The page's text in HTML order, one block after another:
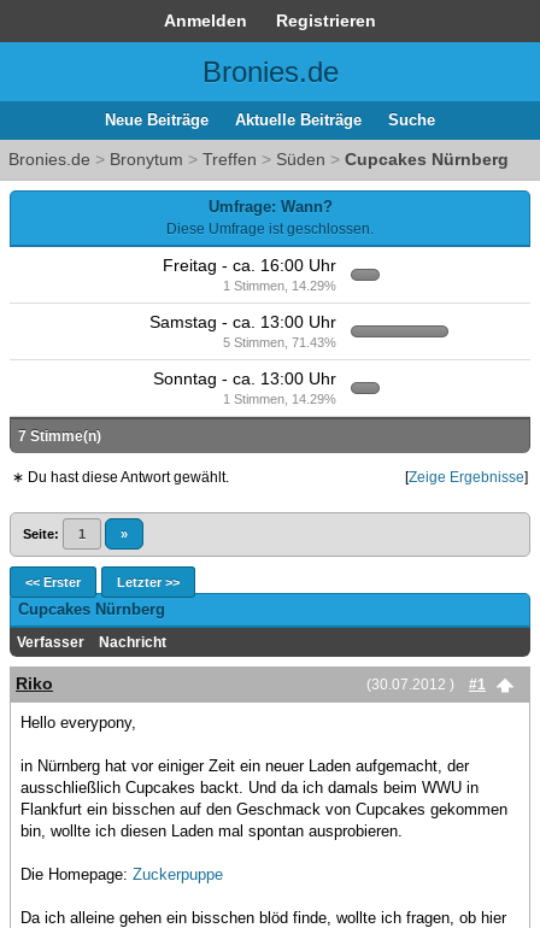
Anmelden Registrieren
Bronies.de
Neue Beiträge Aktuelle Beiträge Suche
Bronies.de > Bronytum > Treffen > Süden > Cupcakes Nürnberg
Umfrage: Wann?
Diese Umfrage ist geschlossen.
Freitag - ca. 16:00 Uhr
1 Stimmen, 14.29%
Samstag - ca. 13:00 Uhr
5 Stimmen, 71.43%
Sonntag - ca. 13:00 Uhr
1 Stimmen, 14.29%
7 Stimme(n)
∗ Du hast diese Antwort gewählt. [Zeige Ergebnisse]
Seite: 1 »
<< Erster Letzter >>
Cupcakes Nürnberg
Verfasser Nachricht
(30.07.2012 ) #1
Riko
Hello everypony,
in Nürnberg hat vor einiger Zeit ein neuer Laden aufgemacht, der
ausschließlich Cupcakes backt. Und da ich damals beim WWU in
Flankfurt ein bisschen auf den Geschmack von Cupcakes gekommen
bin, wollte ich diesen Laden mal spontan ausprobieren.
Die Homepage: Zuckerpuppe
Da ich alleine gehen ein bisschen blöd finde, wollte ich fragen, ob hier